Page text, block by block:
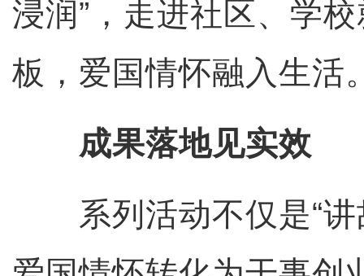
浸润”，走进社区、学
板，爱国情怀融入生活
成果落地见实效
系列活动不仅是“讲